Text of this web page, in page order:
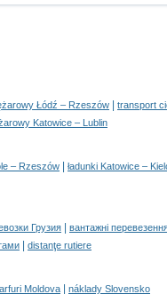
Łódź – Rzeszów transport
Katowice – Lublin
– Rzeszów ładunki Katowice –
Грузия вантажні
distanţe rutiere
Moldova náklady Slovensko